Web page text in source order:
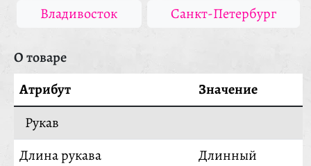
Владивосток Санкт-Петербург
О товаре
Атрибут
Значение
Рукав
Длина рукава
Длинный